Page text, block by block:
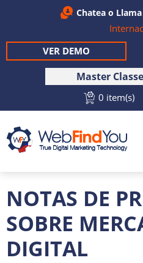
Chatea o
Master
0 item(s)
VER DEMO
NOTAS DE
SOBRE
DIGITAL